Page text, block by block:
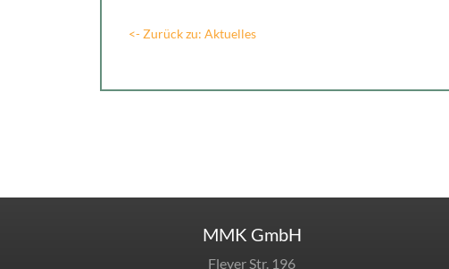
<- Zurück zu: Aktuelles
MMK GmbH
Fleyer Str. 196